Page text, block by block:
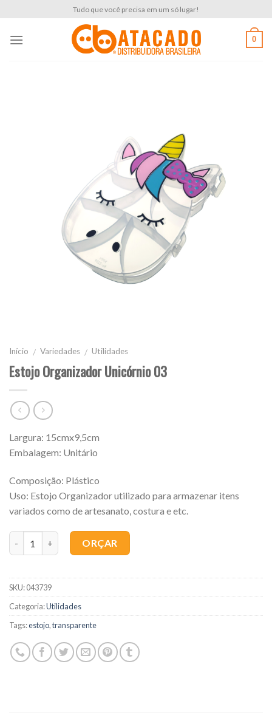
content
Tudo que você precisa em um só lugar!
0
Início / Variedades / Utilidades
Estojo Organizador Unicórnio 03
Largura: 15cmx9,5cm
Embalagem: Unitário
Composição: Plástico
Uso: Estojo Organizador utilizado para armazenar itens
variados como de artesanato, costura e etc.
ORÇAR
SKU:043739
Categoria:Utilidades
Tags:estojo,transparente